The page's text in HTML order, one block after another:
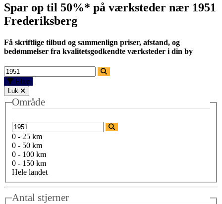
Spar op til 50%* på værksteder nær 1951
Frederiksberg
Få skriftlige tilbud og sammenlign priser, afstand, og
bedømmelser fra kvalitetsgodkendte værksteder i din by
Filtre
Luk
Område
0 - 25 km
0 - 50 km
0 - 100 km
0 - 150 km
Hele landet
Antal stjerner